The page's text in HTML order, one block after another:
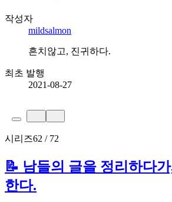
작성자
mildsalmon
흔치않고, 진귀하다.
최초 발행
2021-08-27
시리즈62 / 72
📝 남들의 글을 정리하다
한다.